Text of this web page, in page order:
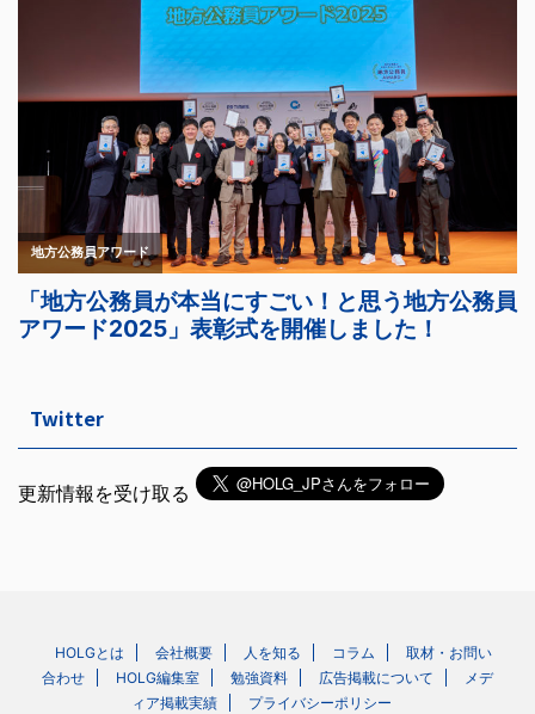
Twitter
更新情報を受け取る
HOLGとは 会社概要 人を知る コラム
取材・お問い
合わせ
HOLG編集室 勉強資料 広告掲載について
メデ
ィア掲載実績
プライバシーポリシー